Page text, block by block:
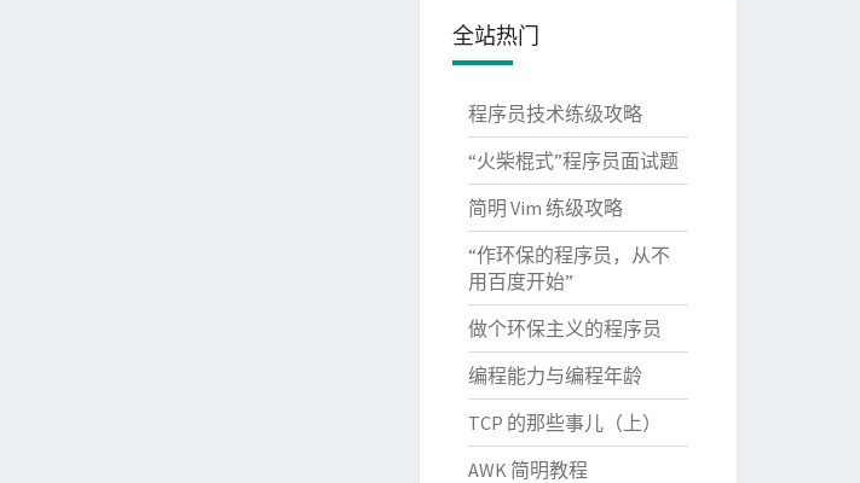
全站热门
程序员技术练级攻略
“火柴棍式”程序员面试题
简明 Vim 练级攻略
“作环保的程序员，从不
用百度开始”
做个环保主义的程序员
编程能力与编程年龄
TCP 的那些事儿（上）
AWK 简明教程